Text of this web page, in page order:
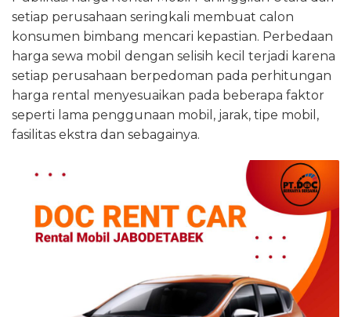
setiap perusahaan seringkali membuat calon
konsumen bimbang mencari kepastian. Perbedaan
harga sewa mobil dengan selisih kecil terjadi karena
setiap perusahaan berpedoman pada perhitungan
harga rental menyesuaikan pada beberapa faktor
seperti lama penggunaan mobil, jarak, tipe mobil,
fasilitas ekstra dan sebagainya.